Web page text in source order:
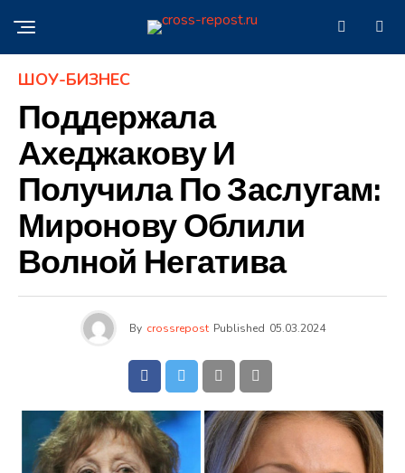
ШОУ-БИЗНЕС
Поддержала
Ахеджакову И
Получила По Заслугам:
Миронову Облили
Волной Негатива
By crossrepost Published 05.03.2024